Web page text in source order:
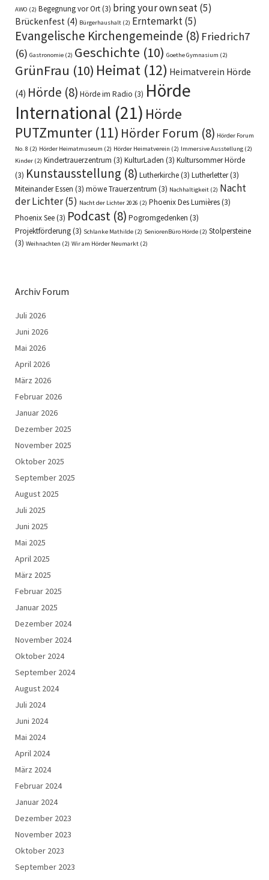
AWO (2) Begegnung vor Ort(3) bring your own seat(5)
Brückenfest (4) Bürgerhaushalt (2) Erntemarkt(5)
Evangelische Kirchengemeinde (8) Friedrich7
(6) Gastronomie (2) Geschichte (10) Goethe Gymnasium (2)
GrünFrau (10) Heimat (12) Heimatverein Hörde
(4) Hörde (8) Hörde im Radio (3) Hörde
International (21) Hörde
PUTZmunter(11) Hörder Forum (8) Hörder Forum
No. 8 (2) Hörder Heimatmuseum (2) Hörder Heimatverein (2) Immersive Ausstellung (2)
Kinder (2) Kindertrauerzentrum (3) KulturLaden (3) Kultursommer Hörde
(3) Kunstausstellung (8) Lutherkirche(3) Lutherletter(3)
Miteinander Essen (3) möwe Trauerzentrum (3) Nachhaltigkeit (2) Nacht
der Lichter(5) Nacht der Lichter 2026 (2) Phoenix Des Lumières(3)
Phoenix See(3) Podcast (8) Pogromgedenken (3)
Projektförderung(3) Schlanke Mathilde (2) SeniorenBüro Hörde (2) Stolpersteine
(3) Weihnachten (2) Wir am Hörder Neumarkt (2)
Archiv Forum
Juli 2026
Juni 2026
Mai 2026
April 2026
März 2026
Februar 2026
Januar 2026
Dezember 2025
November 2025
Oktober 2025
September 2025
August 2025
Juli 2025
Juni 2025
Mai 2025
April 2025
März 2025
Februar 2025
Januar 2025
Dezember 2024
November 2024
Oktober 2024
September 2024
August 2024
Juli 2024
Juni 2024
Mai 2024
April 2024
März 2024
Februar 2024
Januar 2024
Dezember 2023
November 2023
Oktober 2023
September 2023